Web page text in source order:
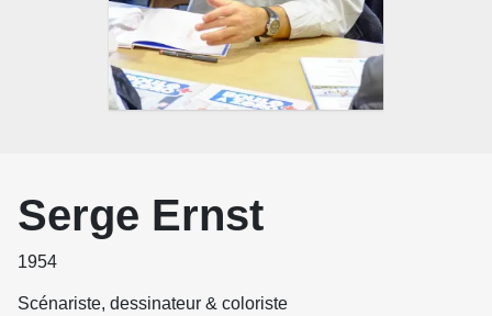
Serge Ernst
1954
Scénariste, dessinateur & coloriste